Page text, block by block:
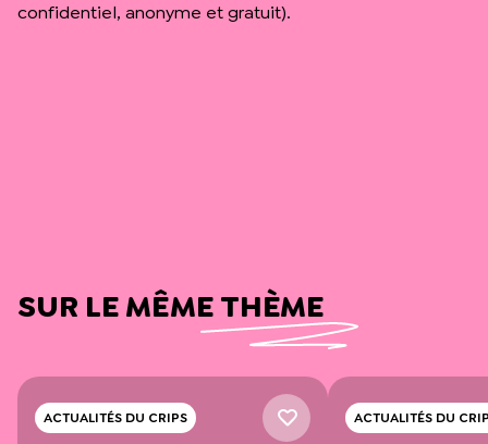
confidentiel, anonyme et gratuit).
SUR LE MÊME THÈME
ACTUALITÉS DU CRIPS ACTUALITÉS DU